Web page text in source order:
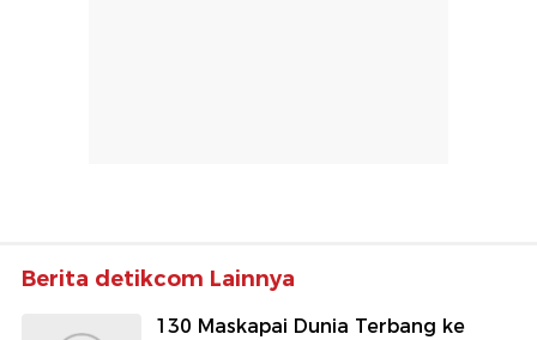
Berita detikcom Lainnya
130 Maskapai Dunia Terbang ke